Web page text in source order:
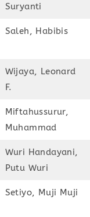
Suryanti
Saleh, Habibis
Wijaya, Leonard
F.
Miftahussurur,
Muhammad
Wuri Handayani,
Putu Wuri
Setiyo, Muji Muji